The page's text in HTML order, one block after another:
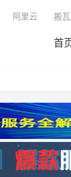
首
阿里云 搬